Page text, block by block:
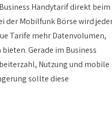
Handytarif direkt beim
der Mobilfunk Börse wird
Tarife mehr Datenvolumen,
Gerade im Business
Nutzung und mobile
sollte diese